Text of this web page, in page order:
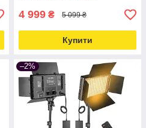
4 999 ₴ 5 099 ₴
Купити
–2%